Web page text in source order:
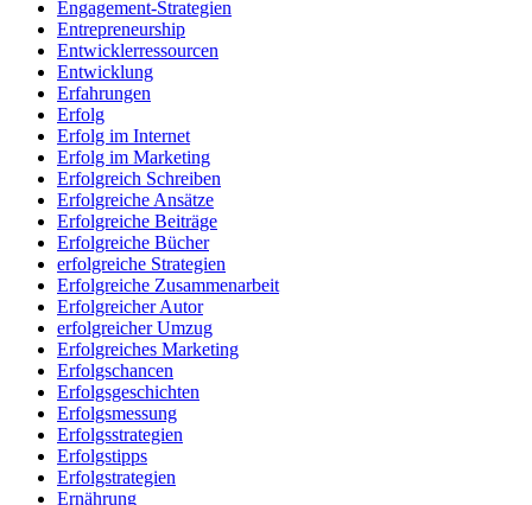
Engagement-Strategien
Entrepreneurship
Entwicklerressourcen
Entwicklung
Erfahrungen
Erfolg
Erfolg im Internet
Erfolg im Marketing
Erfolgreich Schreiben
Erfolgreiche Ansätze
Erfolgreiche Beiträge
Erfolgreiche Bücher
erfolgreiche Strategien
Erfolgreiche Zusammenarbeit
Erfolgreicher Autor
erfolgreicher Umzug
Erfolgreiches Marketing
Erfolgschancen
Erfolgsgeschichten
Erfolgsmessung
Erfolgsstrategien
Erfolgstipps
Erfolgstrategien
Ernährung